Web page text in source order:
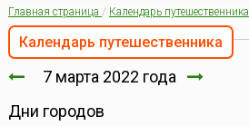
Главная страница / Календарь путешественника
Календарь путешественника
7 марта 2022 года
Дни городов